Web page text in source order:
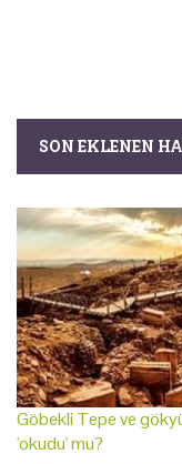
SON EKLENEN
Göbekli Tepe ve
'okudu' mu?